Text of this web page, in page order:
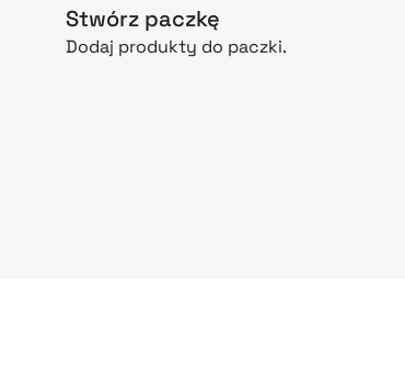
Stwórz paczkę
Dodaj produkty do paczki.